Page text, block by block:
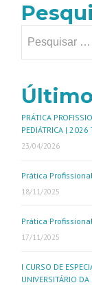
PRÁTICA
PEDIÁTRICA | 2026
23/04/2026
Prática
18/11/2025
Prática
17/11/2025
I CURSO DE
UNIVERSITÁRIO DA